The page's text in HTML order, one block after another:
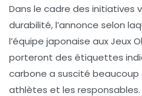
Dans le cadre des initiatives
durabilité, l’annonce selon
l’équipe japonaise aux Jeux
porteront des étiquettes
carbone a suscité beaucoup
athlètes et les